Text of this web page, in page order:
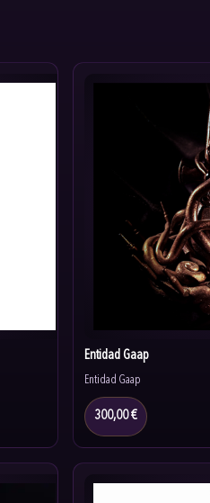
Entidad Gaap
Entidad Gaap
300,00 €